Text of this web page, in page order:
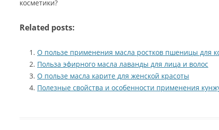
косметики?
Related posts:
О пользе применения масла ростков пшеницы для
Польза эфирного масла лаванды для лица и волос
О пользе масла карите для женской красоты
Полезные свойства и особенности применения